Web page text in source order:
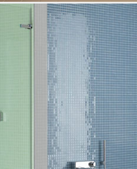
willkommen
zum Thema Heizung und Sanitär
Unternehmen können wir
Pünktlichkeit in der Ausführung ist
Jahren Erfolge und zufriedene
das 1973 von
in der Ausführung von:
und Umbau von Altanlagen,
Kundendienst im
und